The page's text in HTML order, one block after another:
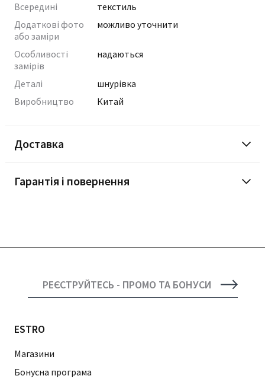
Всередині
текстиль
Додаткові фото
або заміри
можливо уточнити
Особливості
замірів
надаються
Деталі
шнурівка
Виробництво
Китай
Доставка
Гарантія і повернення
РЕЄСТРУЙТЕСЬ - ПРОМО ТА БОНУСИ
ESTRO
Магазини
Бонусна програма